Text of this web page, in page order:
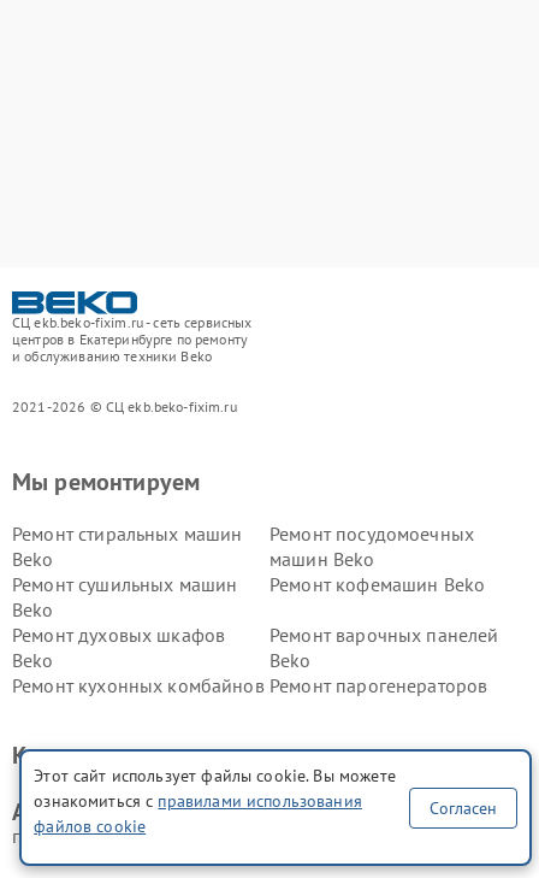
СЦ ekb.beko-fixim.ru - сеть сервисных
центров в Екатеринбурге по ремонту
и обслуживанию техники Beko
2021-2026 © СЦ ekb.beko-fixim.ru
Мы ремонтируем
Ремонт стиральных машин
Beko
Ремонт посудомоечных
машин Beko
Ремонт сушильных машин
Beko
Ремонт кофемашин Beko
Ремонт духовых шкафов
Beko
Ремонт варочных панелей
Beko
Ремонт кухонных комбайнов Ремонт парогенераторов
Ремонт холодильников Beko
Beko
Контакты сервис центра
Адрес сервисного центра Beko:
г. Екатеринбург, ул. Чебышёва, 4
Этот сайт использует файлы cookie. Вы можете
ознакомиться с правилами использования
файлов cookie
Согласен